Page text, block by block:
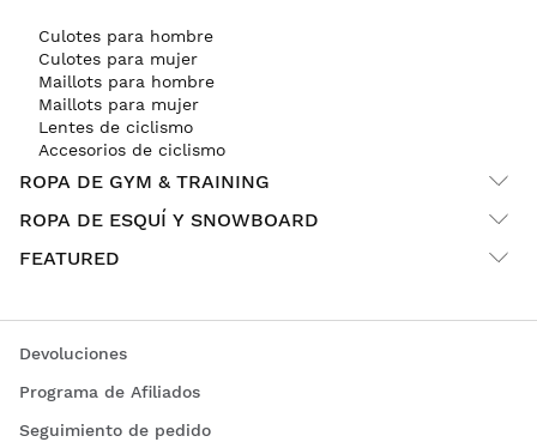
Culotes para hombre
Culotes para mujer
Maillots para hombre
Maillots para mujer
Lentes de ciclismo
Accesorios de ciclismo
ROPA DE GYM & TRAINING
ROPA DE ESQUÍ Y SNOWBOARD
FEATURED
Devoluciones
Programa de Afiliados
Seguimiento de pedido